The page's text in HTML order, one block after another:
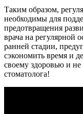
Таким образом,
необходимы для
предотвращения
врача на регулярной
ранней стадии,
сэкономить время и
своему здоровью и
стоматолога!